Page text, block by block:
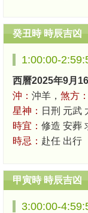
癸丑時 時辰吉凶
1:00:00-
西曆2025年9月
沖： 沖羊， 煞方：
星神： 日刑 元武
時宜： 修造 安葬
時忌： 赴任 出行
甲寅時 時辰吉凶
3:00:00-